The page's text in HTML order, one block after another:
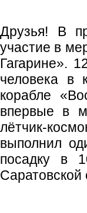
Друзья! В
участие в
Гагарине».
человека в
корабле
впервые в
лётчик-
выполнил
посадку в
Саратовской